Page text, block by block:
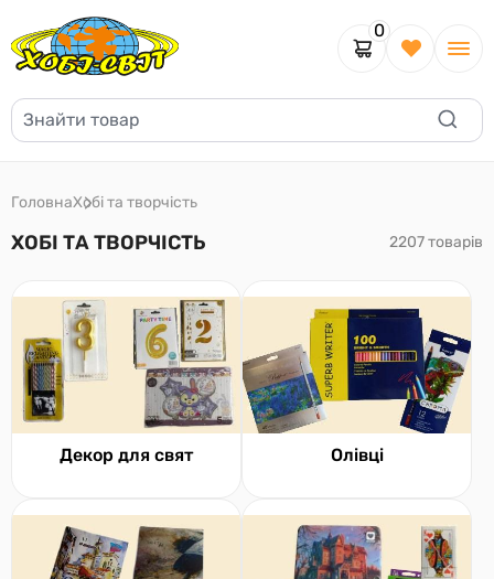
0
ГоловнаХобі та творчість
ХОБІ ТА ТВОРЧІСТЬ 2207 товарів
Декор для свят Олівці